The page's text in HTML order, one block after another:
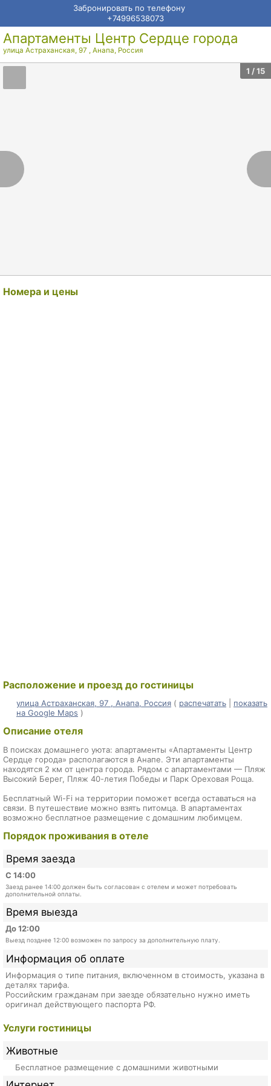
Забронировать по телефону
+74996538073
Апартаменты Центр Сердце города
улица Астраханская, 97 , Анапа, Россия
1 / 15
Номера и цены
Расположение и проезд до гостиницы
улица Астраханская, 97 , Анапа, Россия ( распечатать
показать
на Google Maps )
Описание отеля
В поисках домашнего уюта: апартаменты «Апартаменты Центр
Сердце города» располагаются в Анапе. Эти апартаменты
находятся 2 км от центра города. Рядом с апартаментами — Пляж
Высокий Берег, Пляж 40-летия Победы и Парк Ореховая Роща.
Бесплатный Wi-Fi на территории поможет всегда оставаться на
связи. В путешествие можно взять питомца. В апартаментах
возможно бесплатное размещение с домашним любимцем.
Порядок проживания в отеле
Время заезда
С 14:00
Заезд ранее 14:00 должен быть согласован с отелем и может потребовать
дополнительной оплаты.
Время выезда
До 12:00
Выезд позднее 12:00 возможен по запросу за дополнительную плату.
Информация об оплате
Информация о типе питания, включенном в стоимость, указана в
деталях тарифа.
Российским гражданам при заезде обязательно нужно иметь
оригинал действующего паспорта РФ.
Услуги гостиницы
Животные
Бесплатное размещение с домашними животными